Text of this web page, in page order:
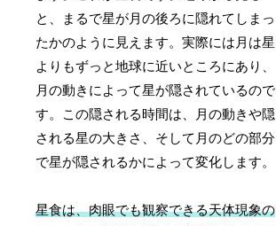
と、まるで星が月の後ろに隠れてしまっ
たかのように見えます。実際には月は星
よりもずっと地球に近いところにあり、
月の動きによって星が隠されているので
す。この隠される時間は、月の動きや隠
される星の大きさ、そして月のどの部分
で星が隠されるかによって変化します。
星食は、肉眼でも観察できる天体現象の